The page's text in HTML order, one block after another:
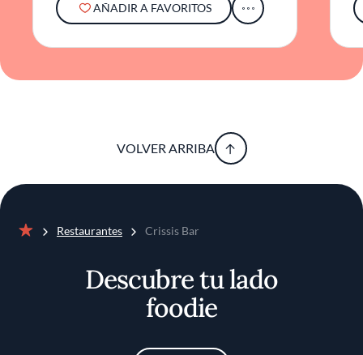
AÑADIR A FAVORITOS
VOLVER ARRIBA
Restaurantes Crissis Bar
Descubre tu lado
foodie